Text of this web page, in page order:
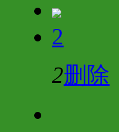
2
2删除